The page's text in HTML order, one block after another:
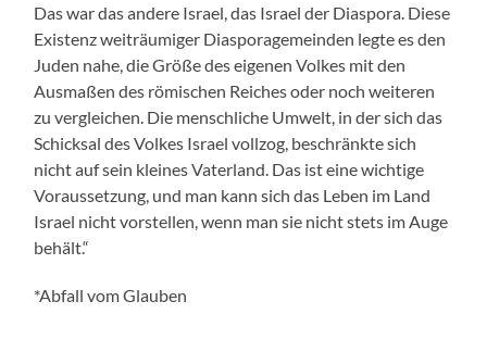
Das war das andere Israel, das Israel der Diaspora. Diese
Existenz weiträumiger Diasporagemeinden legte es den
Juden nahe, die Größe des eigenen Volkes mit den
Ausmaßen des römischen Reiches oder noch weiteren
zu vergleichen. Die menschliche Umwelt, in der sich das
Schicksal des Volkes Israel vollzog, beschränkte sich
nicht auf sein kleines Vaterland. Das ist eine wichtige
Voraussetzung, und man kann sich das Leben im Land
Israel nicht vorstellen, wenn man sie nicht stets im Auge
behält.“
*Abfall vom Glauben